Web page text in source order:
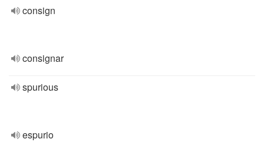
consign
consignar
spurious
espurio